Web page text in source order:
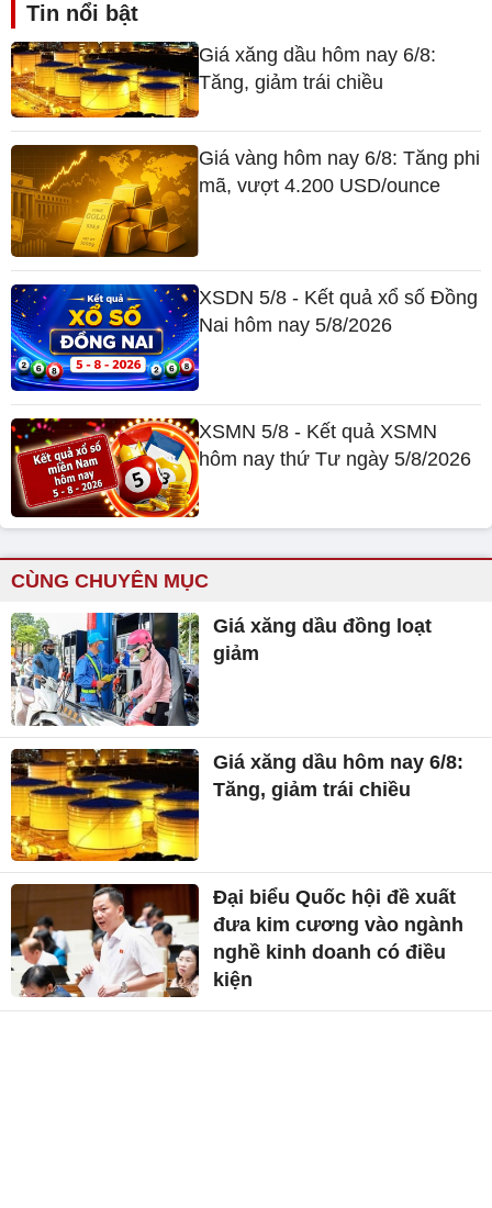
Tin nổi bật
Giá xăng dầu hôm nay 6/8:
Tăng, giảm trái chiều
Giá vàng hôm nay 6/8: Tăng phi
mã, vượt 4.200 USD/ounce
XSDN 5/8 - Kết quả xổ số Đồng
Nai hôm nay 5/8/2026
XSMN 5/8 - Kết quả XSMN
hôm nay thứ Tư ngày 5/8/2026
CÙNG CHUYÊN MỤC
Giá xăng dầu đồng loạt
giảm
Giá xăng dầu hôm nay 6/8:
Tăng, giảm trái chiều
Đại biểu Quốc hội đề xuất
đưa kim cương vào ngành
nghề kinh doanh có điều
kiện